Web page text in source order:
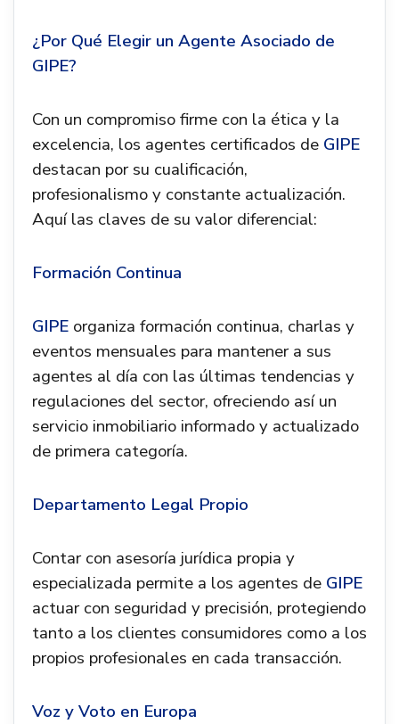
¿Por Qué Elegir un Agente Asociado de
GIPE?
Con un compromiso firme con la ética y la
excelencia, los agentes certificados de GIPE
destacan por su cualificación,
profesionalismo y constante actualización.
Aquí las claves de su valor diferencial:
Formación Continua
GIPE organiza formación continua, charlas y
eventos mensuales para mantener a sus
agentes al día con las últimas tendencias y
regulaciones del sector, ofreciendo así un
servicio inmobiliario informado y actualizado
de primera categoría.
Departamento Legal Propio
Contar con asesoría jurídica propia y
especializada permite a los agentes de GIPE
actuar con seguridad y precisión, protegiendo
tanto a los clientes consumidores como a los
propios profesionales en cada transacción.
Voz y Voto en Europa